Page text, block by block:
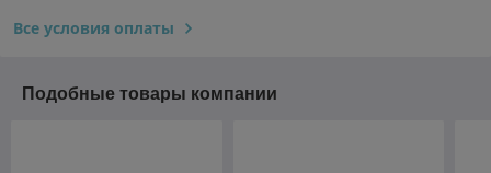
Все условия оплаты
Подобные товары компании